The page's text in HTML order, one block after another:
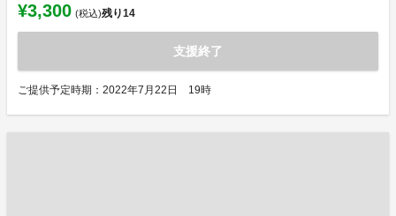
¥3,300 (税込)残り14
支援終了
ご提供予定時期：2022年7月22日 19時